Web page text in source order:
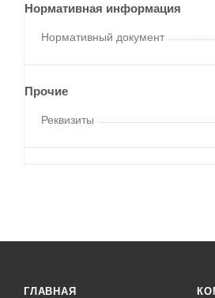
Нормативная информация
Нормативный документ
Прочие
Реквизиты
ГЛАВНАЯ